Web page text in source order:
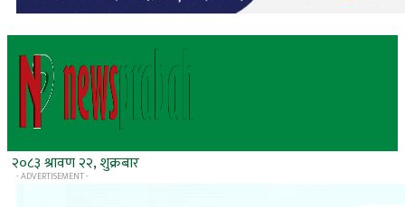
२०८३ श्रावण २२, शुक्रबार
- ADVERTISEMENT -